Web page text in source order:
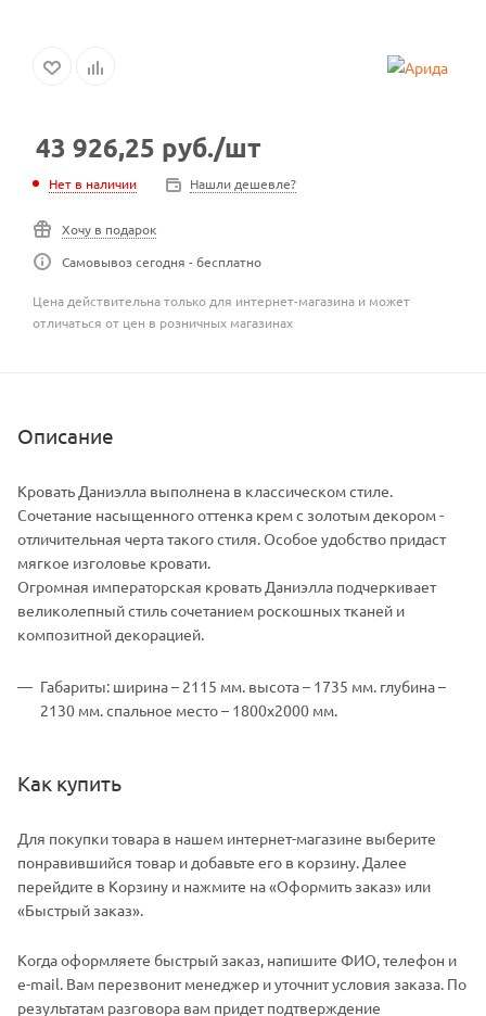
43 926,25 руб./шт
Нет в наличии Нашли дешевле?
Хочу в подарок
Самовывоз сегодня - бесплатно
Цена действительна только для интернет-магазина и может
отличаться от цен в розничных магазинах
Описание
Кровать Даниэлла выполнена в классическом стиле.
Сочетание насыщенного оттенка крем с золотым декором -
отличительная черта такого стиля. Особое удобство придаст
мягкое изголовье кровати.
Огромная императорская кровать Даниэлла подчеркивает
великолепный стиль сочетанием роскошных тканей и
композитной декорацией.
Габариты: ширина – 2115 мм. высота – 1735 мм. глубина –
2130 мм. спальное место – 1800х2000 мм.
Как купить
Для покупки товара в нашем интернет-магазине выберите
понравившийся товар и добавьте его в корзину. Далее
перейдите в Корзину и нажмите на «Оформить заказ» или
«Быстрый заказ».
Когда оформляете быстрый заказ, напишите ФИО, телефон и
e-mail. Вам перезвонит менеджер и уточнит условия заказа. По
результатам разговора вам придет подтверждение